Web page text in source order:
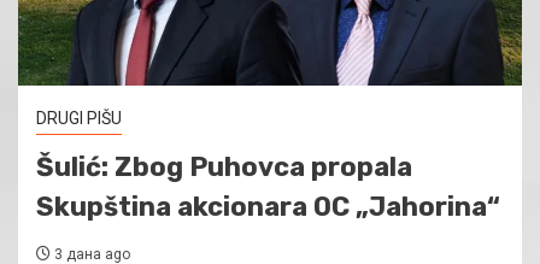
DRUGI PIŠU
Šulić: Zbog Puhovca propala
Skupština akcionara OC „Jahorina“
3 дана ago